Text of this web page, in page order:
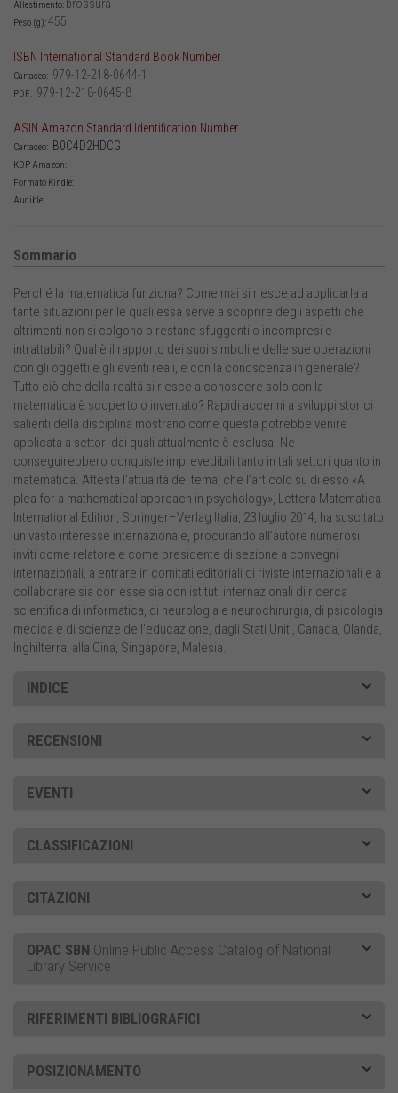
Allestimento: brossura
Peso (g):455
ISBN International Standard Book Number
Cartaceo: 979-12-218-0644-1
PDF: 979-12-218-0645-8
ASIN Amazon Standard Identification Number
Cartaceo: B0C4D2HDCG
KDP Amazon:
Formato Kindle:
Audible:
Sommario
Perché la matematica funziona? Come mai si riesce ad applicarla a
tante situazioni per le quali essa serve a scoprire degli aspetti che
altrimenti non si colgono o restano sfuggenti o incompresi e
intrattabili? Qual è il rapporto dei suoi simboli e delle sue operazioni
con gli oggetti e gli eventi reali, e con la conoscenza in generale?
Tutto ciò che della realtà si riesce a conoscere solo con la
matematica è scoperto o inventato? Rapidi accenni a sviluppi storici
salienti della disciplina mostrano come questa potrebbe venire
applicata a settori dai quali attualmente è esclusa. Ne
conseguirebbero conquiste imprevedibili tanto in tali settori quanto in
matematica. Attesta l’attualità del tema, che l’articolo su di esso «A
plea for a mathematical approach in psychology», Lettera Matematica
International Edition, Springer–Verlag Italia, 23 luglio 2014, ha suscitato
un vasto interesse internazionale, procurando all’autore numerosi
inviti come relatore e come presidente di sezione a convegni
internazionali, a entrare in comitati editoriali di riviste internazionali e a
collaborare sia con esse sia con istituti internazionali di ricerca
scientifica di informatica, di neurologia e neurochirurgia, di psicologia
medica e di scienze dell’educazione, dagli Stati Uniti, Canada, Olanda,
Inghilterra; alla Cina, Singapore, Malesia.
INDICE
RECENSIONI
EVENTI
CLASSIFICAZIONI
CITAZIONI
OPAC SBN Online Public Access Catalog of National
Library Service
RIFERIMENTI BIBLIOGRAFICI
POSIZIONAMENTO